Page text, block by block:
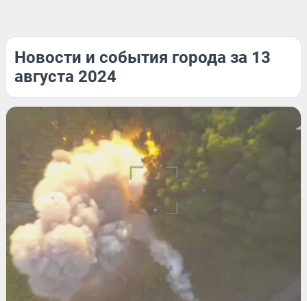
Новости и события города за 13
августа 2024